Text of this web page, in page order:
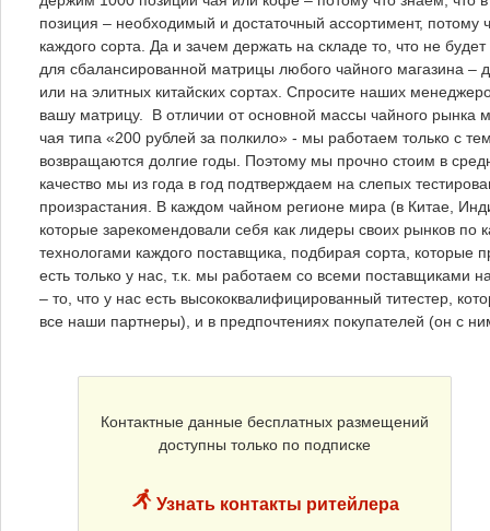
позиция – необходимый и достаточный ассортимент, потому
каждого сорта. Да и зачем держать на складе то, что не
для сбалансированной матрицы любого чайного магазина –
или на элитных китайских сортах. Спросите наших
вашу матрицу. В отличии от основной массы чайного рынка
чая типа «200 рублей за полкило» - мы работаем только с
возвращаются долгие годы. Поэтому мы прочно стоим в
качество мы из года в год подтверждаем на слепых
произрастания. В каждом чайном регионе мира (в Китае,
которые зарекомендовали себя как лидеры своих рынков по
технологами каждого поставщика, подбирая сорта, которые
есть только у нас, т.к. мы работаем со всеми поставщиками
– то, что у нас есть высококвалифицированный титестер,
все наши партнеры), и в предпочтениях покупателей (он с
Контактные данные бесплатных размещений
доступны только по подписке
Узнать контакты ритейлера